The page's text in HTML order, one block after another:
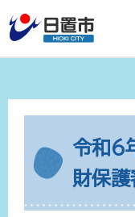
令和6
財保